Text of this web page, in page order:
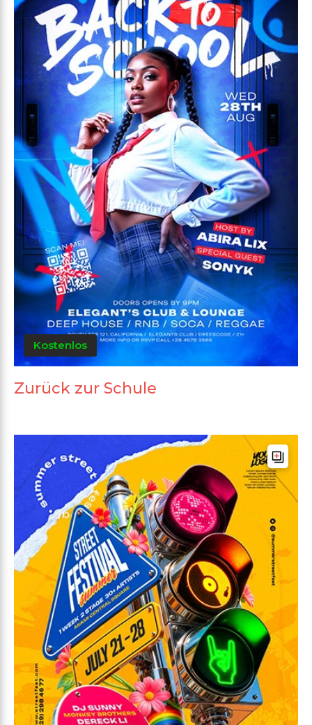
Kostenlos
Zurück zur Schule